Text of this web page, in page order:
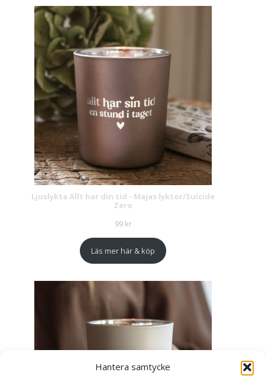
Hantera samtycke
Ljuslykta Allt har din tid - Majas lyktor/Suicide
Zero
99 kr
Läs mer här & köp